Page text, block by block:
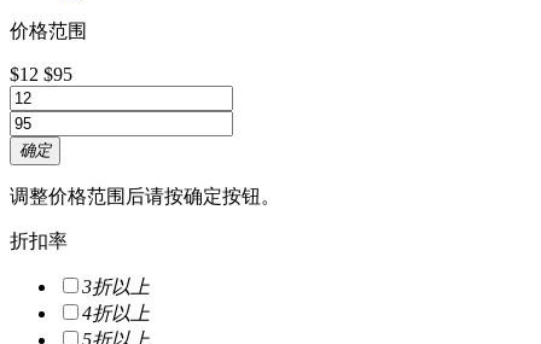
价格范围
$12 $95
确定
调整价格范围后请按确定按钮。
折扣率
3折以上
4折以上
5折以上